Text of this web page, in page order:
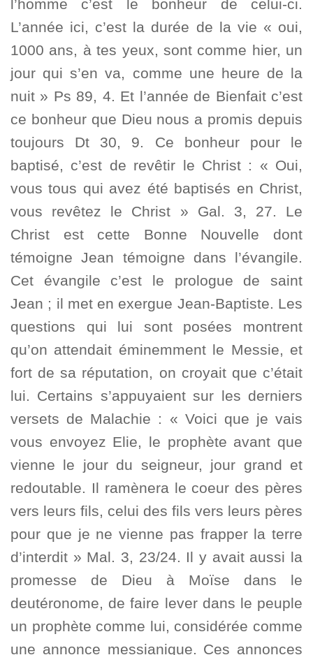
l’homme c’est le bonheur de celui-ci.
L’année ici, c’est la durée de la vie « oui,
1000 ans, à tes yeux, sont comme hier, un
jour qui s’en va, comme une heure de la
nuit » Ps 89, 4. Et l’année de Bienfait c’est
ce bonheur que Dieu nous a promis depuis
toujours Dt 30, 9. Ce bonheur pour le
baptisé, c’est de revêtir le Christ : « Oui,
vous tous qui avez été baptisés en Christ,
vous revêtez le Christ » Gal. 3, 27. Le
Christ est cette Bonne Nouvelle dont
témoigne Jean témoigne dans l’évangile.
Cet évangile c’est le prologue de saint
Jean ; il met en exergue Jean-Baptiste. Les
questions qui lui sont posées montrent
qu’on attendait éminemment le Messie, et
fort de sa réputation, on croyait que c’était
lui. Certains s’appuyaient sur les derniers
versets de Malachie : « Voici que je vais
vous envoyez Elie, le prophète avant que
vienne le jour du seigneur, jour grand et
redoutable. Il ramènera le coeur des pères
vers leurs fils, celui des fils vers leurs pères
pour que je ne vienne pas frapper la terre
d’interdit » Mal. 3, 23/24. Il y avait aussi la
promesse de Dieu à Moïse dans le
deutéronome, de faire lever dans le peuple
un prophète comme lui, considérée comme
une annonce messianique. Ces annonces